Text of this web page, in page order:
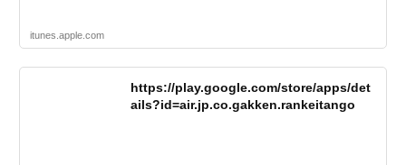
itunes.apple.com
https://play.google.com/store/apps/det
ails?id=air.jp.co.gakken.rankeitango